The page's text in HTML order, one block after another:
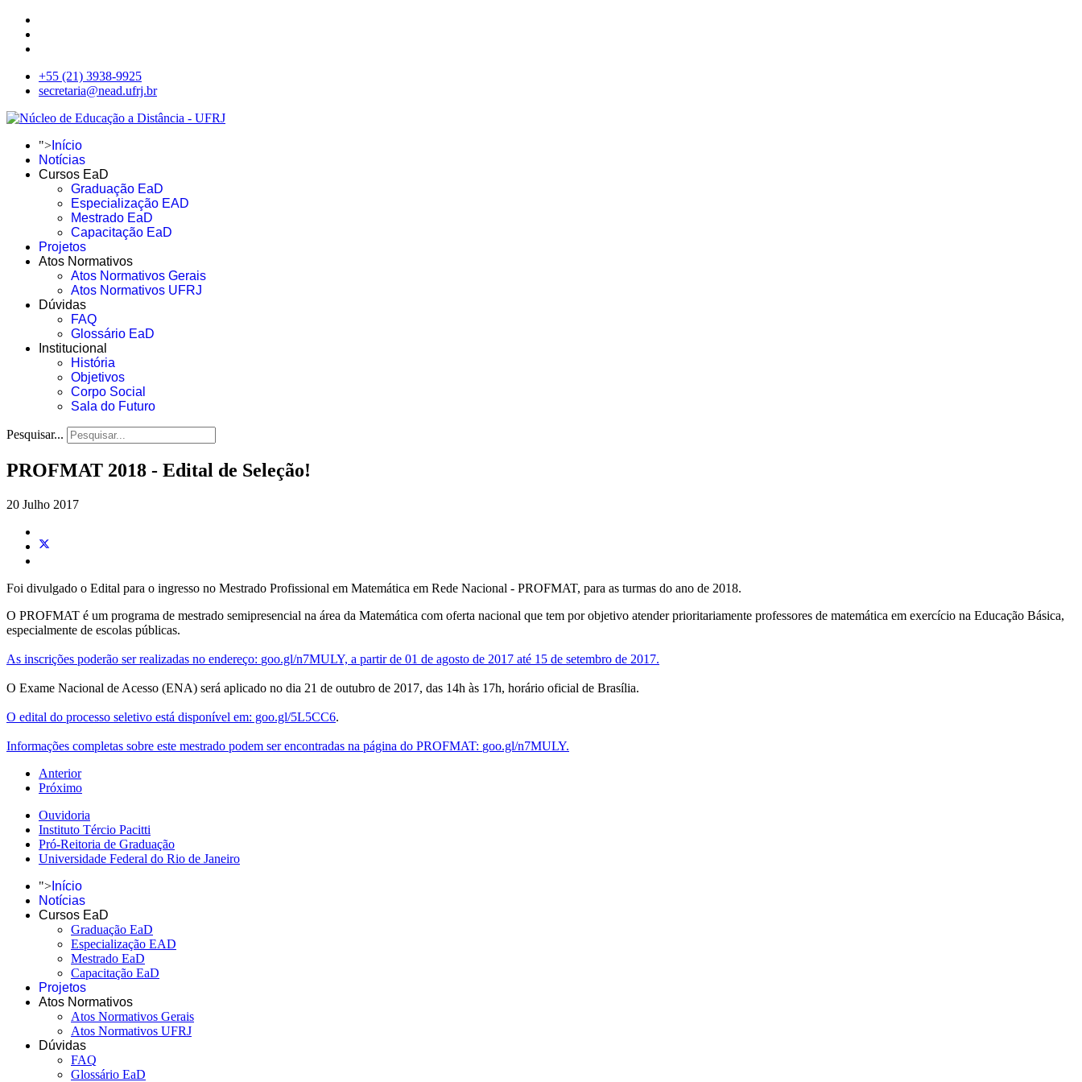
+55 (21) 3938-9925
secretaria@nead.ufrj.br
"> Início
Notícias
Cursos EaD
Graduação EaD
Especialização EAD
Mestrado EaD
Capacitação EaD
Projetos
Atos Normativos
Atos Normativos Gerais
Atos Normativos UFRJ
Dúvidas
FAQ
Glossário EaD
Institucional
História
Objetivos
Corpo Social
Sala do Futuro
Pesquisar...
PROFMAT 2018 - Edital de Seleção!
20 Julho 2017
Foi divulgado o Edital para o ingresso no Mestrado Profissional em Matemática em Rede Nacional - PROFMAT, para as turmas do ano de 2018.
O PROFMAT é um programa de mestrado semipresencial na área da Matemática com oferta nacional que tem por objetivo atender prioritariamente professores de matemática em exercício na Educação Básica,
especialmente de escolas públicas.
As inscrições poderão ser realizadas no endereço: goo.gl/n7MULY, a partir de 01 de agosto de 2017 até 15 de setembro de 2017.
O Exame Nacional de Acesso (ENA) será aplicado no dia 21 de outubro de 2017, das 14h às 17h, horário oficial de Brasília.
O edital do processo seletivo está disponível em: goo.gl/5L5CC6.
Informações completas sobre este mestrado podem ser encontradas na página do PROFMAT: goo.gl/n7MULY.
Anterior
Próximo
Ouvidoria
Instituto Tércio Pacitti
Pró-Reitoria de Graduação
Universidade Federal do Rio de Janeiro
"> Início
Notícias
Cursos EaD
Graduação EaD
Especialização EAD
Mestrado EaD
Capacitação EaD
Projetos
Atos Normativos
Atos Normativos Gerais
Atos Normativos UFRJ
Dúvidas
FAQ
Glossário EaD